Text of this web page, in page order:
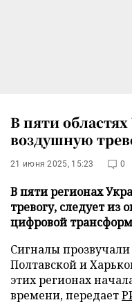
В пяти
воздушную
21 июня 2025, 15:23 0
В пяти регионах
тревогу, следует из
цифровой
Сигналы
Полтавской и
этих регионах
времени, передает